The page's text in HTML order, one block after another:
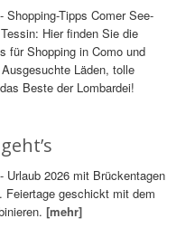
Shopping-Tipps Comer See-
Hier finden Sie die
für Shopping in Como und
Läden, tolle
Beste der Lombardei!
Urlaub 2026 mit Brückentagen
Feiertage geschickt mit dem
[mehr]